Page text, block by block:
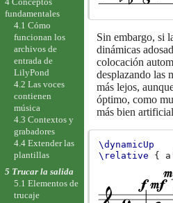
Sin embargo, si
dinámicas
colocación
desplazando las
más lejos,
óptimo, como
más bien
\dynamicUp
\relative
{
fundamentales
4.1 Cómo
funcionan los
archivos de
entrada de
LilyPond
4.2 Las voces
contienen
música
4.3 Contextos y
grabadores
4.4 Extender las
plantillas
5 Trucar la salida
5.1 Elementos de
trucaje